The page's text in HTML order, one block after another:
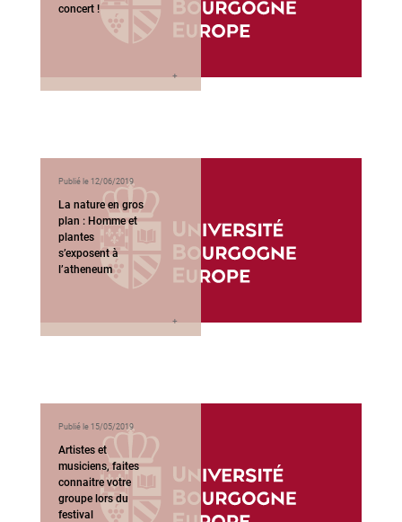
concert !
Publié le 12/06/2019
La nature en gros
plan : Homme et
plantes
s’exposent à
l’atheneum
Publié le 15/05/2019
Artistes et
musiciens, faites
connaitre votre
groupe lors du
festival